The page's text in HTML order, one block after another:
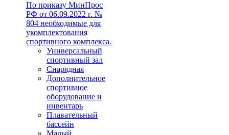
По приказу МинПрос
РФ от 06.09.2022 г. №
804 необходимые для
укомплектования
спортивного комплекса.
Универсальный
спортивный зал
Снарядная
Дополнительное
спортивное
оборудование и
инвентарь
Плавательный
бассейн
Малый